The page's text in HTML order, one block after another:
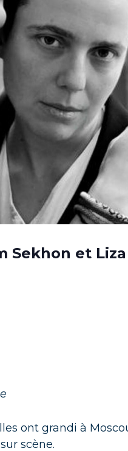
Sekhon et
ont grandi à
scène.